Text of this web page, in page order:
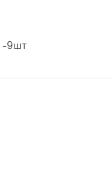
-9шт